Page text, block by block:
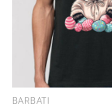
pagina
produsului.
BARBATI